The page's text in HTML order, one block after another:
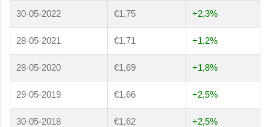
30-05-2022 €1,75 +2,3%
28-05-2021 €1,71 +1,2%
28-05-2020 €1,69 +1,8%
29-05-2019 €1,66 +2,5%
30-05-2018 €1,62 +2,5%